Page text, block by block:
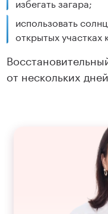
использовать
открытых участках
от нескольких